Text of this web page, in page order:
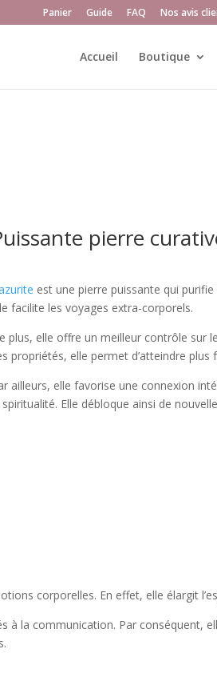
Panier Guide FAQ Nos avis
Accueil Boutique
pierre
est une pierre puissante qui
facilite les voyages extra-corporels.
plus, elle offre un meilleur contrôle sur
propriétés, elle permet d’atteindre
ailleurs, elle favorise une connexion
Elle débloque ainsi de
corporelles. En effet, elle élargit
à la communication. Par conséquent,